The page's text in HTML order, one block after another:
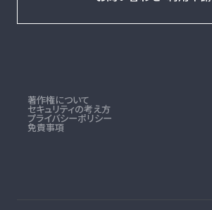
著作権について
セキュリティの考え方
プライバシーポリシー
免責事項